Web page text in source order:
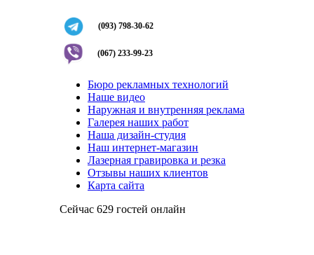
(093) 798-30-62
(067) 233-99-23
Бюро рекламных технологий
Наше видео
Наружная и внутренняя реклама
Галерея наших работ
Наша дизайн-студия
Наш интернет-магазин
Лазерная гравировка и резка
Отзывы наших клиентов
Карта сайта
Сейчас 629 гостей онлайн